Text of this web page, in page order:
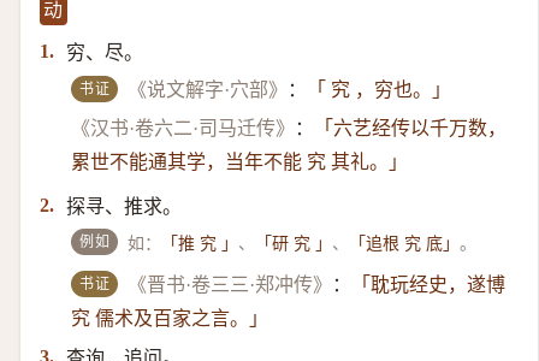
动
1.
穷、尽。
书证 《说文解字·穴部》 ：
「 究 ，穷也。」
《汉书·卷六二·司马迁传》
：
「六艺经传以千万数，
累世不能通其学，当年不能 究 其礼。」
2. 探寻、推求。
例如 如： 「推 究 」 、 「研 究 」 、 「追根 究 底」。
书证 《晋书·卷三三·郑冲传》 ：
「耽玩经史，遂博
究 儒术及百家之言。」
3.